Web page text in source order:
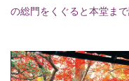
の総門をくぐると本堂ま